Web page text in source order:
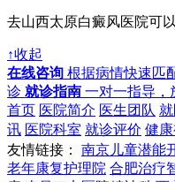
去山西太原白癜风医院可
↑收起
在线咨询 根据病情快速匹
诊 就诊指南 一对一指导，
首页 医院简介 医生团队
讯 医院科室 就诊评价 健
友情链接： 南京儿童潜能
老年康复护理院 合肥治疗